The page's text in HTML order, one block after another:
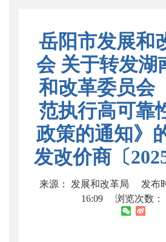
岳阳市发展和
会 关于转发湖
和改革委员会
范执行高可靠
政策的通知》
发改价商〔
来源： 发展和改革局
发布
16:09
浏览次数：